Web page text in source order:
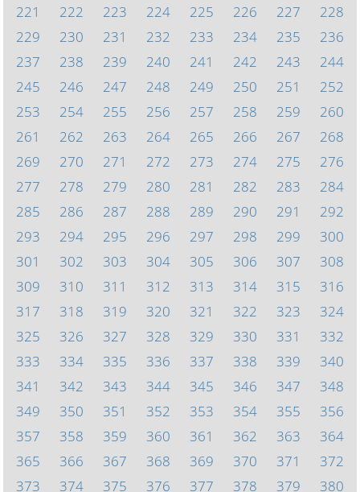
221
222 223 224 225 226 227
228
229
230 231 232 233 234 235
236
237
238 239 240 241 242 243
244
245
246 247 248 249 250 251
252
253
254 255 256 257 258 259
260
261
262 263 264 265 266 267
268
269
270 271 272 273 274 275
276
277
278 279 280 281 282 283
284
285
286 287 288 289 290 291
292
293
294 295 296 297 298 299
300
301
302 303 304 305 306 307
308
309
310 311 312 313 314 315
316
317
318 319 320 321 322 323
324
325
326 327 328 329 330 331
332
333
334 335 336 337 338 339
340
341
342 343 344 345 346 347
348
349
350 351 352 353 354 355
356
357
358 359 360 361 362 363
364
365
366 367 368 369 370 371
372
373
374 375 376 377 378 379 380